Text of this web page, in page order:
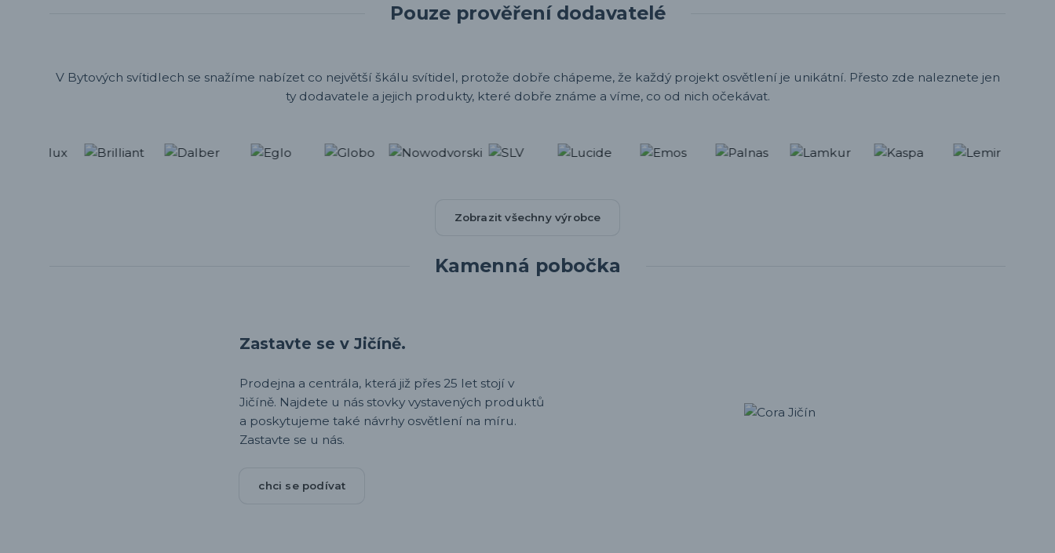
Pouze prověření dodavatelé
V Bytových svítidlech se snažíme nabízet co největší škálu svítidel, protože dobře chápeme, že každý projekt osvětlení je unikátní. Přesto zde naleznete jen
ty dodavatele a jejich produkty, které dobře známe a víme, co od nich očekávat.
Zobrazit všechny výrobce
Kamenná pobočka
Zastavte se v Jičíně.
Prodejna a centrála, která již přes 25 let stojí v
Jičíně. Najdete u nás stovky vystavených produktů
a poskytujeme také návrhy osvětlení na míru.
Zastavte se u nás.
chci se podívat